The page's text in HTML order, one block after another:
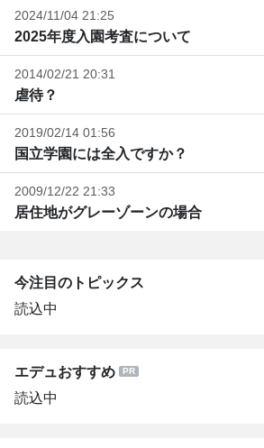
2024/11/04 21:25
2025年度入園考査について
2014/02/21 20:31
虐待？
2019/02/14 01:56
国立学園には全入ですか？
2009/12/22 21:33
居住地がグレーゾーンの場合
今注目のトピックス
読込中
エデュおすすめ
読込中